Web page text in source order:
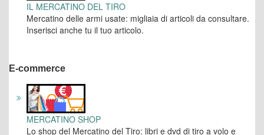
IL MERCATINO DEL TIRO
Mercatino delle armi usate: migliaia di articoli da consultare.
Inserisci anche tu il tuo articolo.
E-commerce
MERCATINO SHOP
Lo shop del Mercatino del Tiro: libri e dvd di tiro a volo e